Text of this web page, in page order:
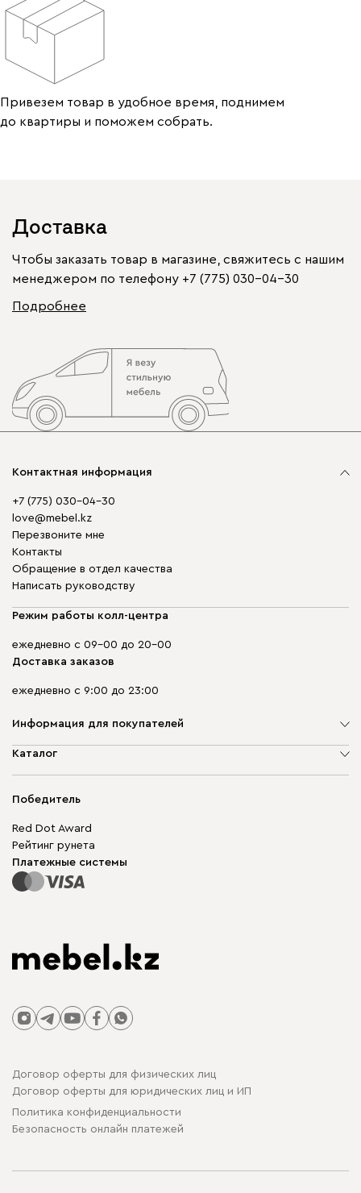
Привезем товар в удобное время, поднимем
до квартиры и поможем собрать.
Доставка
Чтобы заказать товар в магазине, свяжитесь с нашим
менеджером по телефону +7 (775) 030-04-30
Подробнее
Контактная информация
+7 (775) 030-04-30
love@mebel.kz
Перезвоните мне
Контакты
Обращение в отдел качества
Написать руководству
Режим работы колл-центра
ежедневно с 09-00 до 20-00
Доставка заказов
ежедневно с 9:00 до 23:00
Информация для покупателей
О компании
Гарантия
Для бизнеса
Карта сайта
Каталог
Корпусная мебель
Модульная мебель
Столы и стулья
Победитель
Red Dot Award
Рейтинг рунета
Платежные системы
Договор оферты для физических лиц
Договор оферты для юридических лиц и ИП
Политика конфиденциальности
Безопасность онлайн платежей